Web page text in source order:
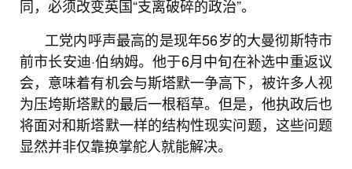
同，必须改变英国“支离破碎的政治”。
工党内呼声最高的是现年56岁的大曼彻斯特市
前市长安迪·伯纳姆。他于6月中旬在补选中重返议
会，意味着有机会与斯塔默一争高下，被许多人视
为压垮斯塔默的最后一根稻草。但是，他执政后也
将面对和斯塔默一样的结构性现实问题，这些问题
显然并非仅靠换掌舵人就能解决。